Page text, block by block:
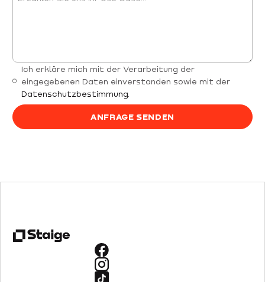
Ich erkläre mich mit der Verarbeitung der
eingegebenen Daten einverstanden sowie mit der
Datenschutzbestimmung